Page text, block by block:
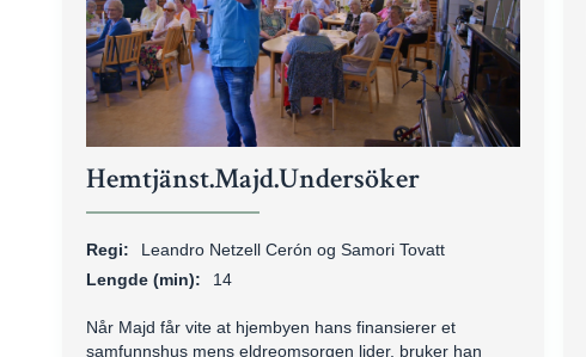
Hemtjänst.Majd.Undersöker
Regi:
Leandro Netzell Cerón og Samori Tovatt
Lengde (min):
14
Når Majd får vite at hjembyen hans finansierer et
samfunnshus mens eldreomsorgen lider, bruker han